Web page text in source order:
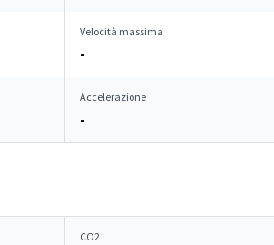
Velocità massima
-
Accelerazione
-
CO2